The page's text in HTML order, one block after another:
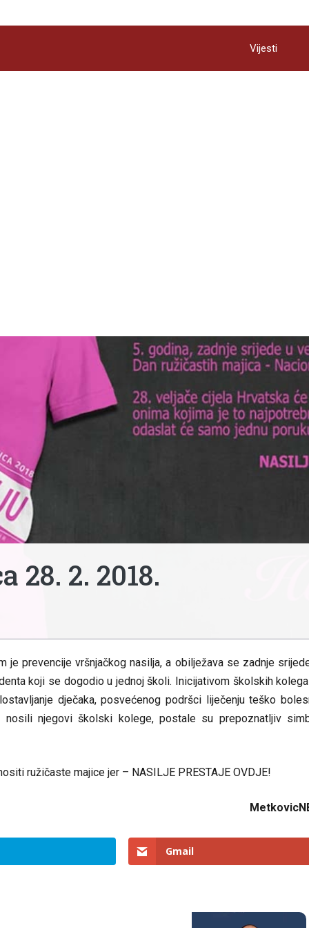
Vijesti
2. 2018.
je prevencije vršnjačkog nasilja, a obilježava se zadnje
koji se dogodio u jednoj školi. Inicijativom školskih
dječaka, posvećenog podršci liječenju teško
njegovi školski kolege, postale su prepoznatljiv
ružičaste majice jer – NASILJE PRESTAJE OVDJE!
Gmail